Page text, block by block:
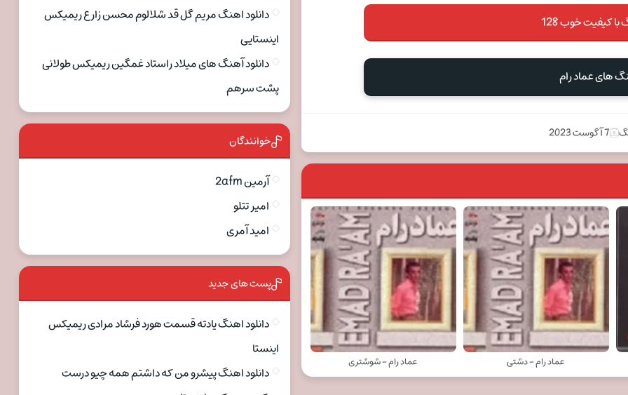
با کیفیت خوب 128
های عماد رام
7 آگوست 2023
عماد رام - دشتی عماد رام - شوشتری
دانلود اهنگ مریم گل قد شلالوم محسن زارع ریمیکس
اینستایی
دانلود آهنگ های میلاد راستاد غمگین ریمیکس طولانی
پشت سرهم
خوانندگان
آرمین 2afm
امیر تتلو
امید آمری
پست های جدید
دانلود اهنگ یادته قسمت هورد فرشاد مرادی ریمیکس
اینستا
دانلود اهنگ پیشرو من که داشتم همه چیو درست